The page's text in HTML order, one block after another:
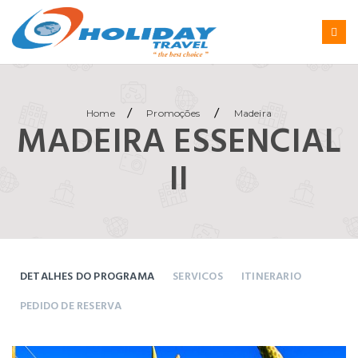
Home / Promoções / Madeira
MADEIRA ESSENCIAL
II
DETALHES DO PROGRAMA SERVICOS
ITINERARIO
PEDIDO DE RESERVA